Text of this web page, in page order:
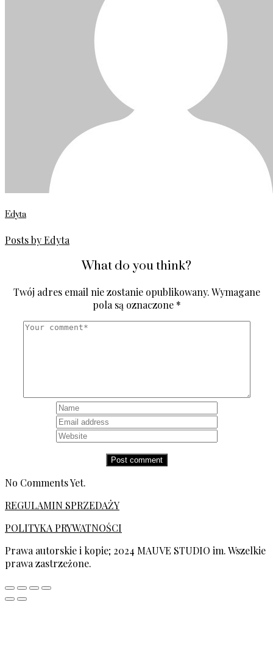
Edyta
Posts by Edyta
What do you think?
Twój adres email nie zostanie opublikowany.Wymagane
pola są oznaczone *
No Comments Yet.
REGULAMIN SPRZEDAŻY
POLITYKA PRYWATNOŚCI
Prawa autorskie i kopie; 2024 MAUVE STUDIO im. Wszelkie
prawa zastrzeżone.